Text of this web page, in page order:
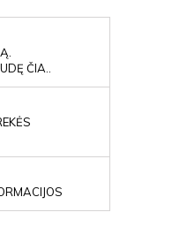
ČIA..